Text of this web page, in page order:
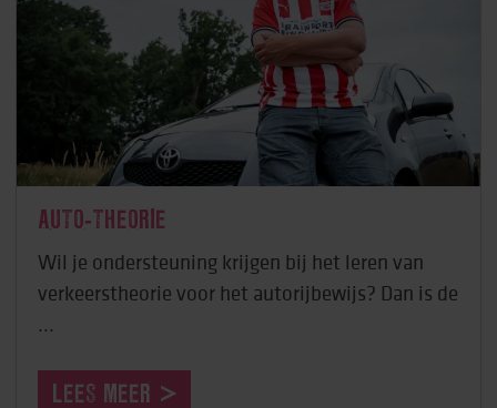
AUTO-THEORIE
Wil je ondersteuning krijgen bij het leren van
verkeerstheorie voor het autorijbewijs? Dan is de
...
LEES MEER